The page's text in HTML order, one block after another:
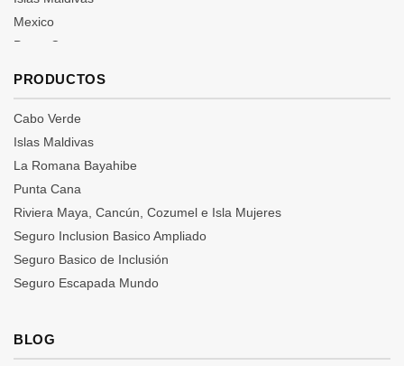
Viajes Baratos al Caribe | Escapadas por el Mundo
Mexico
Punta Cana
Seguros
PRODUCTOS
Cabo Verde
Islas Maldivas
La Romana Bayahibe
Punta Cana
Riviera Maya, Cancún, Cozumel e Isla Mujeres
Seguro Inclusion Basico Ampliado
Seguro Basico de Inclusión
Seguro Escapada Mundo
BLOG